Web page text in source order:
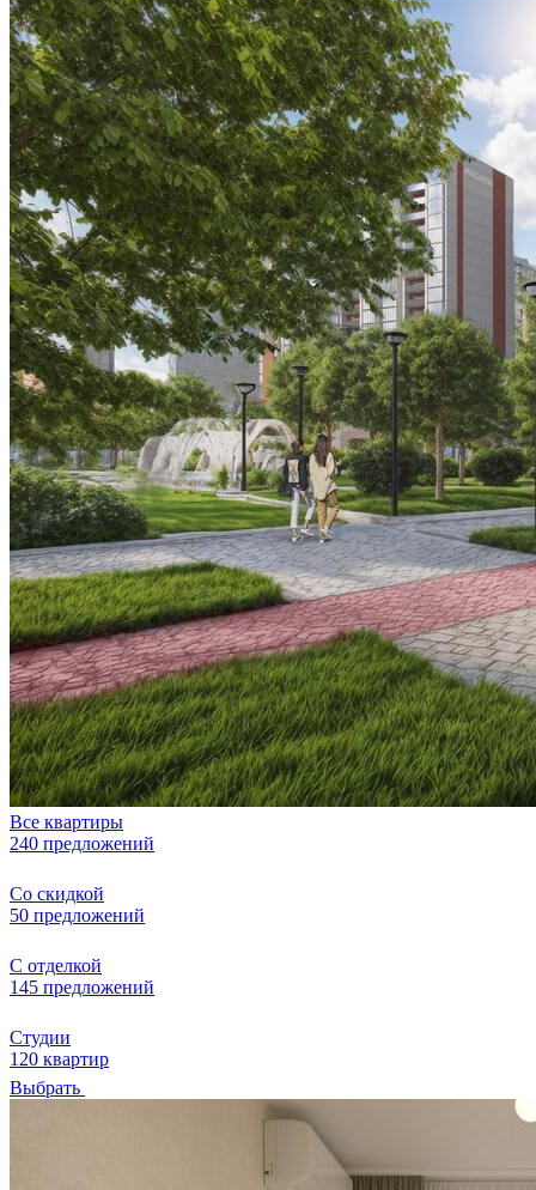
Все квартиры
240 предложений
Со скидкой
50 предложений
С отделкой
145 предложений
Студии
120 квартир
Выбрать